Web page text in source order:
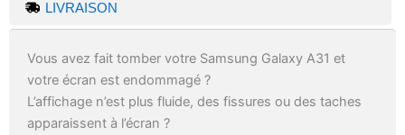
LIVRAISON
Vous avez fait tomber votre Samsung Galaxy A31 et
votre écran est endommagé ?
L’affichage n’est plus fluide, des fissures ou des taches
apparaissent à l’écran ?